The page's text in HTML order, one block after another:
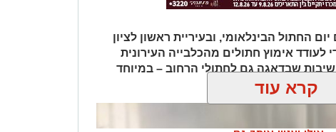
החתול הבינלאומי, ובעיריית ראשון לציון
לעודד אימוץ חתולים מהכלבייה העירונית
שבדאגה גם לחתולי הרחוב – במיוחד
קרא עוד